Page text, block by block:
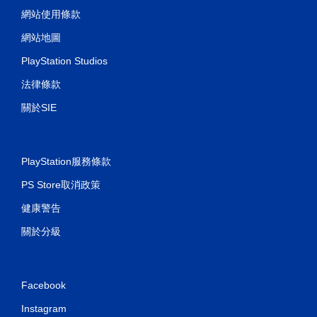
網站使用條款
網站地圖
PlayStation Studios
法律條款
關於SIE
PlayStation服務條款
PS Store取消政策
健康警告
關於分級
Facebook
Instagram